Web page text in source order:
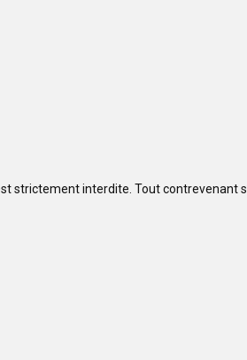
interdite. Tout contrevenant